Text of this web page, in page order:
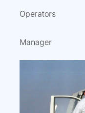
Operators
Manager